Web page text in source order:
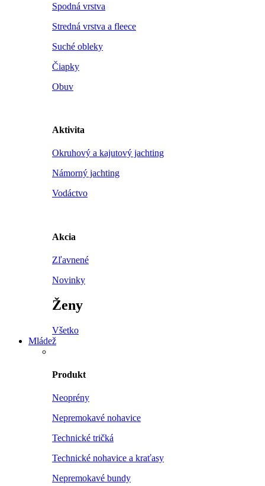
Spodná vrstva
Stredná vrstva a fleece
Suché obleky
Čiapky
Obuv
Aktivita
Okruhový a kajutový jachting
Námorný jachting
Vodáctvo
Akcia
Zľavnené
Novinky
Ženy
Všetko
Mládež
Produkt
Neoprény
Nepremokavé nohavice
Technické tričká
Technické nohavice a kraťasy
Nepremokavé bundy